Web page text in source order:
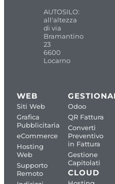
AUTOSILO:
all'altezza
di via
Bramantino
23
6600
Locarno
WEB
Siti Web
Grafica
Pubblicitaria
eCommerce
Hosting
Web
Supporto
Remoto
Odoo
QR Fattura
Converti
Preventivo
in Fattura
Gestione
Capitolati
CLOUD